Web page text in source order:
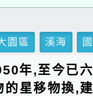
園區 溪海
年,至今已
的星移物換,